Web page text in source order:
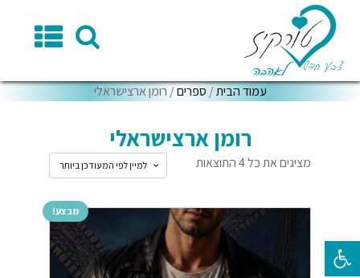
פתח סרגל נגישות
עמוד הבית/ ספרים/ רומן ארצישראלי
רומן ארצישראלי
מציגים את כל ⁦4⁩ התוצאות
מבצע!